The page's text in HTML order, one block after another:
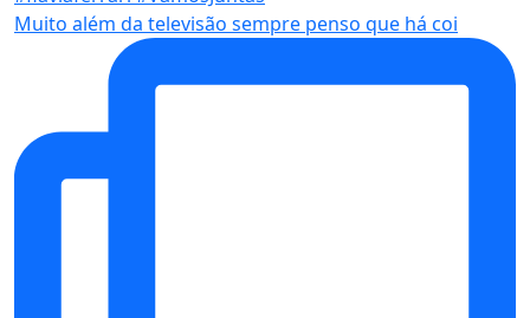
Muito além da televisão sempre penso que há coi